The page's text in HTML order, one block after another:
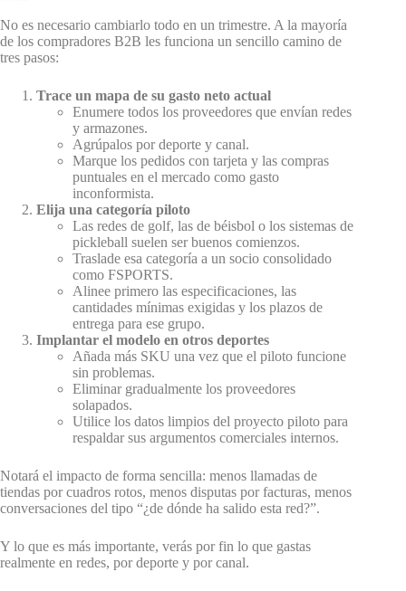
No es necesario cambiarlo todo en un trimestre. A la mayoría
de los compradores B2B les funciona un sencillo camino de
tres pasos:
Trace un mapa de su gasto neto actual
Enumere todos los proveedores que envían redes
y armazones.
Agrúpalos por deporte y canal.
Marque los pedidos con tarjeta y las compras
puntuales en el mercado como gasto
inconformista.
Elija una categoría piloto
Las redes de golf, las de béisbol o los sistemas de
pickleball suelen ser buenos comienzos.
Traslade esa categoría a un socio consolidado
como FSPORTS.
Alinee primero las especificaciones, las
cantidades mínimas exigidas y los plazos de
entrega para ese grupo.
Implantar el modelo en otros deportes
Añada más SKU una vez que el piloto funcione
sin problemas.
Eliminar gradualmente los proveedores
solapados.
Utilice los datos limpios del proyecto piloto para
respaldar sus argumentos comerciales internos.
Notará el impacto de forma sencilla: menos llamadas de
tiendas por cuadros rotos, menos disputas por facturas, menos
conversaciones del tipo “¿de dónde ha salido esta red?”.
Y lo que es más importante, verás por fin lo que gastas
realmente en redes, por deporte y por canal.